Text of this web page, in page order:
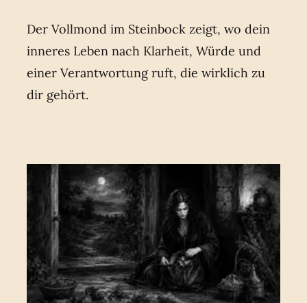
Der Vollmond im Steinbock zeigt, wo dein
inneres Leben nach Klarheit, Würde und
einer Verantwortung ruft, die wirklich zu
dir gehört.